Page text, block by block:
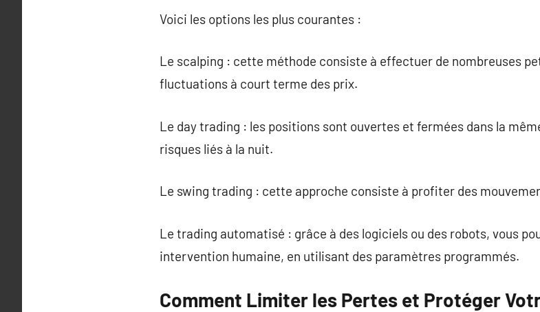
Voici les options les plus courantes :
Le scalping : cette méthode consiste à effectuer de nombreuses
fluctuations à court terme des prix.
Le day trading : les positions sont ouvertes et fermées dans la
risques liés à la nuit.
Le swing trading : cette approche consiste à profiter des
Le trading automatisé : grâce à des logiciels ou des robots, vous
intervention humaine, en utilisant des paramètres programmés.
Comment Limiter les Pertes et Protéger